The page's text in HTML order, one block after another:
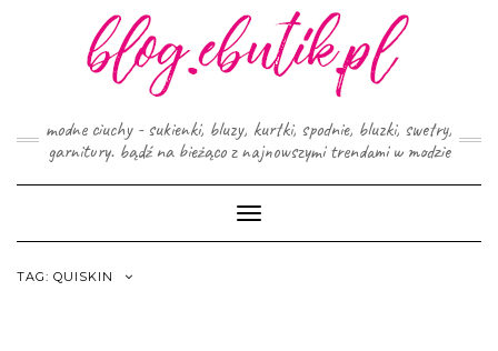
modne ciuchy - sukienki, bluzy, kurtki, spodnie, bluzki, swetry,
garnitury. bądź na bieżąco z najnowszymi trendami w modzie
Toggle
Navigation
TAG: QUISKIN